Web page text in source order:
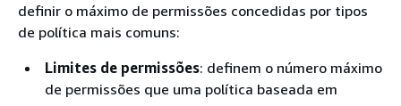
definir o máximo de permissões concedidas por tipos
de política mais comuns:
Limites de permissões: definem o número máximo
de permissões que uma política baseada em